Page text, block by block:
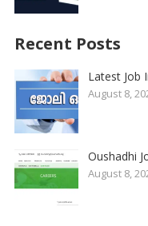
Recent Posts
Latest Job
August 8,
Oushadhi
August 8,